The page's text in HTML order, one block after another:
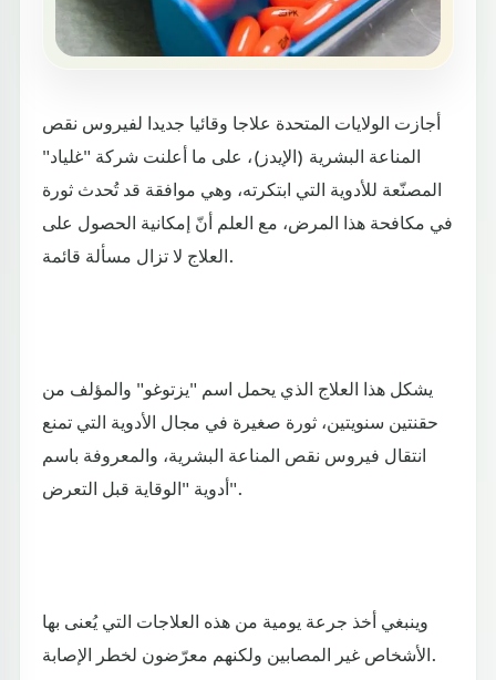
أجازت الولايات المتحدة علاجا وقائيا جديدا لفيروس نقص
المناعة البشرية (الإيدز)، على ما أعلنت شركة "غلياد"
المصنّعة للأدوية التي ابتكرته، وهي موافقة قد تُحدث ثورة
في مكافحة هذا المرض، مع العلم أنّ إمكانية الحصول على
العلاج لا تزال مسألة قائمة.
يشكل هذا العلاج الذي يحمل اسم "يزتوغو" والمؤلف من
حقنتين سنويتين، ثورة صغيرة في مجال الأدوية التي تمنع
انتقال فيروس نقص المناعة البشرية، والمعروفة باسم
أدوية "الوقاية قبل التعرض".
وينبغي أخذ جرعة يومية من هذه العلاجات التي يُعنى بها
الأشخاص غير المصابين ولكنهم معرّضون لخطر الإصابة.